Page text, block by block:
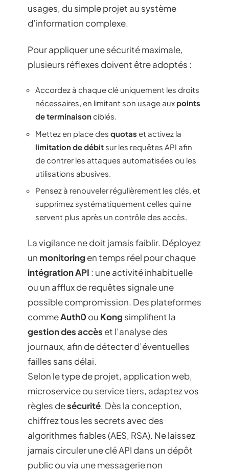
usages, du simple projet au système
d’information complexe.
Pour appliquer une sécurité maximale,
plusieurs réflexes doivent être adoptés :
Accordez à chaque clé uniquement les droits
nécessaires, en limitant son usage aux points
de terminaisonciblés.
Mettez en place des quotas et activez la
limitation de débit sur les requêtes API afin
de contrer les attaques automatisées ou les
utilisations abusives.
Pensez à renouveler régulièrement les clés, et
supprimez systématiquement celles qui ne
servent plus après un contrôle des accès.
La vigilance ne doit jamais faiblir. Déployez
un monitoring en temps réel pour chaque
intégration API : une activité inhabituelle
ou un afflux de requêtes signale une
possible compromission. Des plateformes
commeAuth0 ou Kong simplifient la
gestion des accès et l’analyse des
journaux, afin de détecter d’éventuelles
failles sans délai.
Selon le type de projet, application web,
microservice ou service tiers, adaptez vos
règles desécurité. Dès la conception,
chiffrez tous les secrets avec des
algorithmes fiables (AES, RSA). Ne laissez
jamais circuler une clé API dans un dépôt
public ou via une messagerie non